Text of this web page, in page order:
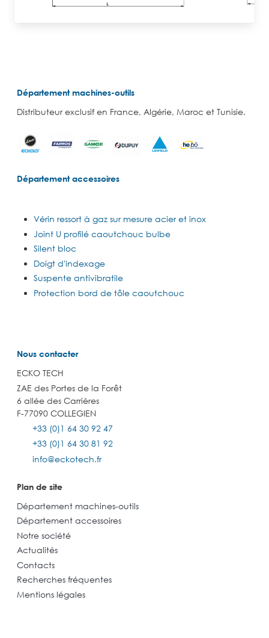
Département machines-outils
Distributeur exclusif en France, Algérie, Maroc et Tunisie.
Département accessoires
Vérin ressort à gaz sur mesure acier et inox
Joint U profilé caoutchouc bulbe
Silent bloc
Doigt d'indexage
Suspente antivibratile
Protection bord de tôle caoutchouc
Nous contacter
ECKO TECH
ZAE des Portes de la Forêt
6 allée des Carrières
F-77090 COLLEGIEN
+33 (0)1 64 30 92 47
+33 (0)1 64 30 81 92
info@eckotech.fr
Plan de site
Département machines-outils
Département accessoires
Notre société
Actualités
Contacts
Recherches fréquentes
Mentions légales